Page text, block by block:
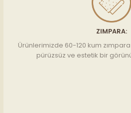
ZIMPARA:
Ürünlerimizde 60-120 kum
pürüzsüz ve estetik bir